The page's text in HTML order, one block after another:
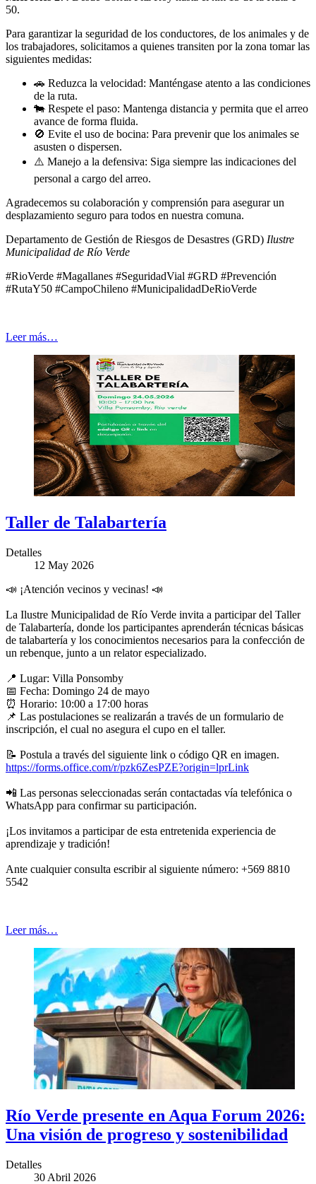
50.
Para garantizar la seguridad de los conductores, de los animales y de
los trabajadores, solicitamos a quienes transiten por la zona tomar las
siguientes medidas:
🚗 Reduzca la velocidad: Manténgase atento a las condiciones
de la ruta.
🐄 Respete el paso: Mantenga distancia y permita que el arreo
avance de forma fluida.
🚫 Evite el uso de bocina: Para prevenir que los animales se
asusten o dispersen.
⚠️ Manejo a la defensiva: Siga siempre las indicaciones del
personal a cargo del arreo.
Agradecemos su colaboración y comprensión para asegurar un
desplazamiento seguro para todos en nuestra comuna.
Departamento de Gestión de Riesgos de Desastres (GRD) Ilustre
Municipalidad de Río Verde
#RioVerde #Magallanes #SeguridadVial #GRD #Prevención
#RutaY50 #CampoChileno #MunicipalidadDeRioVerde
Leer más…
Taller de Talabartería
Detalles
12 May 2026
📣 ¡Atención vecinos y vecinas! 📣
La Ilustre Municipalidad de Río Verde invita a participar del Taller
de Talabartería, donde los participantes aprenderán técnicas básicas
de talabartería y los conocimientos necesarios para la confección de
un rebenque, junto a un relator especializado.
📍 Lugar: Villa Ponsomby
📅 Fecha: Domingo 24 de mayo
⏰ Horario: 10:00 a 17:00 horas
📌 Las postulaciones se realizarán a través de un formulario de
inscripción, el cual no asegura el cupo en el taller.
📝 Postula a través del siguiente link o código QR en imagen.
https://forms.office.com/r/pzk6ZesPZE?origin=lprLink
📲 Las personas seleccionadas serán contactadas vía telefónica o
WhatsApp para confirmar su participación.
¡Los invitamos a participar de esta entretenida experiencia de
aprendizaje y tradición!
Ante cualquier consulta escribir al siguiente número: +569 8810
5542
Leer más…
Río Verde presente en Aqua Forum 2026:
Una visión de progreso y sostenibilidad
Detalles
30 Abril 2026